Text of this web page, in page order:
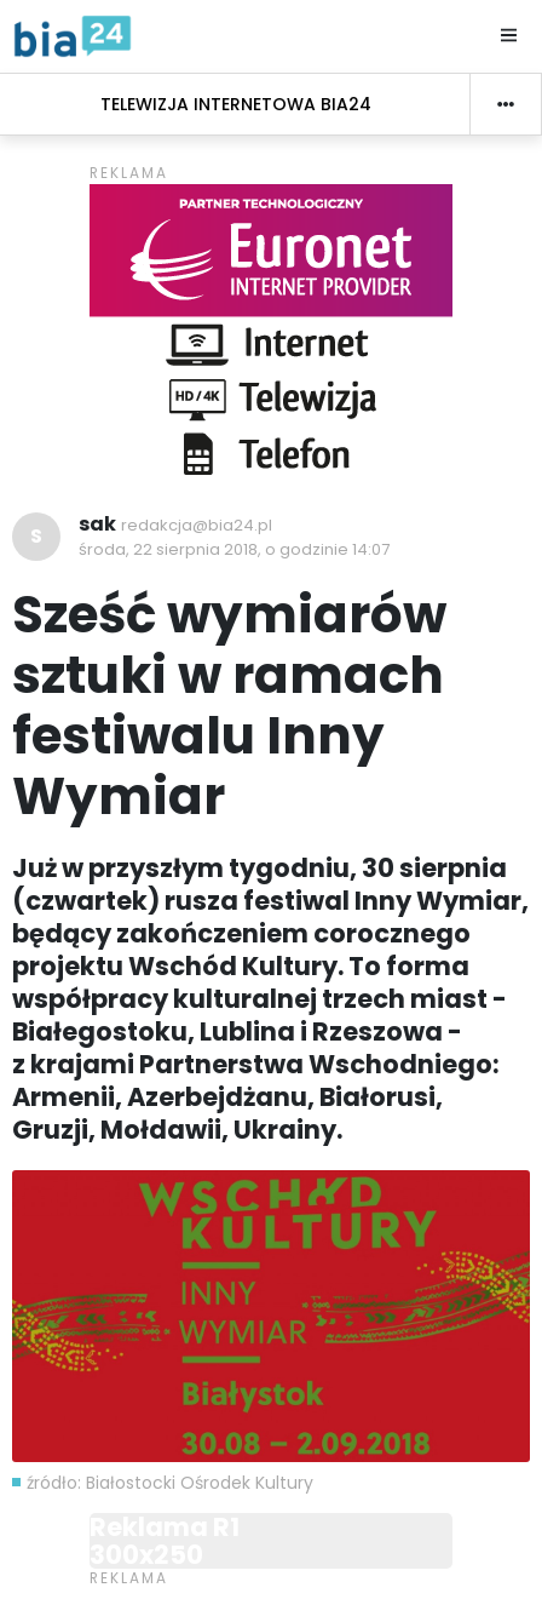
TELEWIZJA INTERNETOWA BIA24
S sak redakcja@bia24.pl
środa, 22 sierpnia 2018, o godzinie 14:07
Sześć wymiarów
sztuki w ramach
festiwalu Inny
Wymiar
Już w przyszłym tygodniu, 30 sierpnia
(czwartek) rusza festiwal Inny Wymiar,
będący zakończeniem corocznego
projektu Wschód Kultury. To forma
współpracy kulturalnej trzech miast -
Białegostoku, Lublina i Rzeszowa -
z krajami Partnerstwa Wschodniego:
Armenii, Azerbejdżanu, Białorusi,
Gruzji, Mołdawii, Ukrainy.
źródło: Białostocki Ośrodek Kultury